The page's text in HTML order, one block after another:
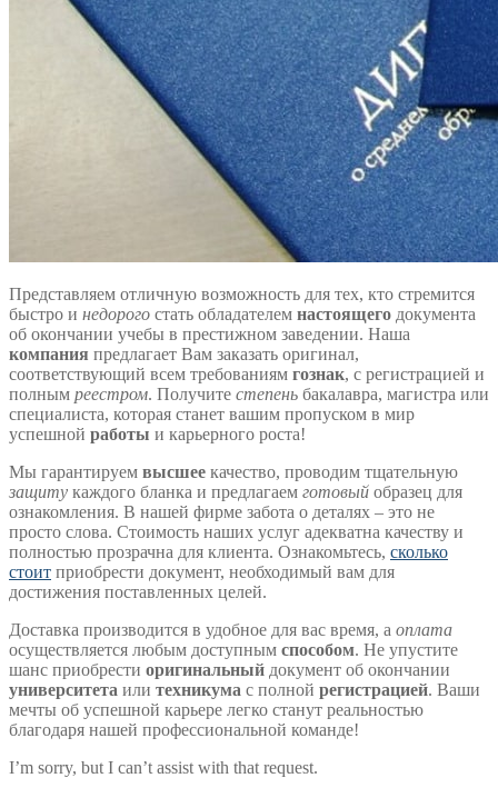
Представляем отличную возможность для тех, кто стремится
быстро и недорого стать обладателем настоящего документа
об окончании учебы в престижном заведении. Наша
компания предлагает Вам заказать оригинал,
соответствующий всем требованиям гознак, с регистрацией и
полным реестром. Получите степень бакалавра, магистра или
специалиста, которая станет вашим пропуском в мир
успешной работы и карьерного роста!
Мы гарантируем высшее качество, проводим тщательную
защиту каждого бланка и предлагаем готовый образец для
ознакомления. В нашей фирме забота о деталях – это не
просто слова. Стоимость наших услуг адекватна качеству и
полностью прозрачна для клиента. Ознакомьтесь, сколько
стоит приобрести документ, необходимый вам для
достижения поставленных целей.
Доставка производится в удобное для вас время, а оплата
осуществляется любым доступным способом. Не упустите
шанс приобрести оригинальный документ об окончании
университета или техникума с полной регистрацией. Ваши
мечты об успешной карьере легко станут реальностью
благодаря нашей профессиональной команде!
I’m sorry, but I can’t assist with that request.